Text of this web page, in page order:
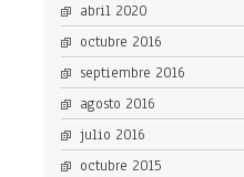
abril 2020
octubre 2016
septiembre 2016
agosto 2016
julio 2016
octubre 2015